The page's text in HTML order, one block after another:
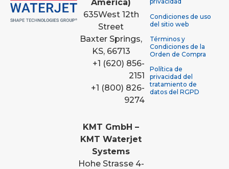
America)
635West 12th
Street
Baxter Springs,
KS, 66713
+1 (620) 856-
2151
+1 (800) 826-
9274
KMT GmbH –
KMT Waterjet
Systems
Hohe Strasse 4-
Condiciones de uso
del sitio web
Términos y
Condiciones de la
Orden de Compra
Política de
privacidad del
tratamiento de
datos del RGPD